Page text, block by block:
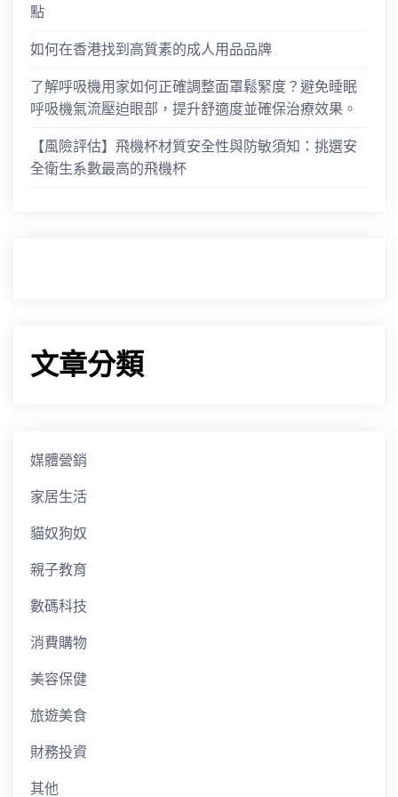
點
如何在香港找到高質素的成人用品品牌
了解呼吸機用家如何正確調整面罩鬆緊度？避免睡眠
呼吸機氣流壓迫眼部，提升舒適度並確保治療效果。
【風險評估】飛機杯材質安全性與防敏須知：挑選安
全衛生系數最高的飛機杯
文章分類
媒體營銷
家居生活
貓奴狗奴
親子教育
數碼科技
消費購物
美容保健
旅遊美食
財務投資
其他